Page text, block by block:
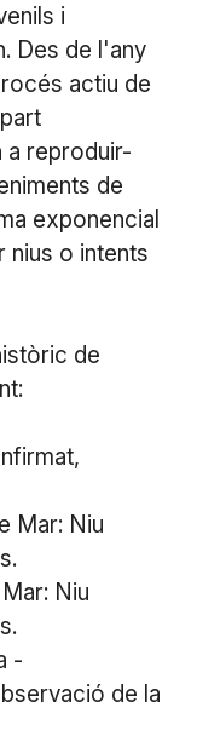
i
Des de l'any
actiu de
a reproduir-
de
exponencial
nius o intents
de
Mar: Niu
Niu
-
de la